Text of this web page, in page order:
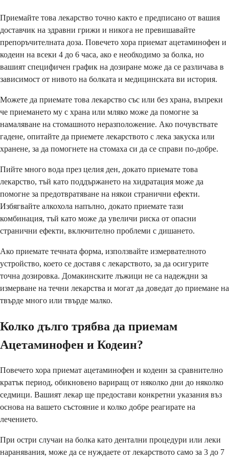
Приемайте това лекарство точно както е предписано от вашия
доставчик на здравни грижи и никога не превишавайте
препоръчителната доза. Повечето хора приемат ацетаминофен и
кодеин на всеки 4 до 6 часа, ако е необходимо за болка, но
вашият специфичен график на дозиране може да се различава в
зависимост от нивото на болката и медицинската ви история.
Можете да приемате това лекарство със или без храна, въпреки
че приемането му с храна или мляко може да помогне за
намаляване на стомашното неразположение. Ако почувствате
гадене, опитайте да приемете лекарството с лека закуска или
хранене, за да помогнете на стомаха си да се справи по-добре.
Пийте много вода през целия ден, докато приемате това
лекарство, тъй като поддържането на хидратация може да
помогне за предотвратяване на някои странични ефекти.
Избягвайте алкохола напълно, докато приемате тази
комбинация, тъй като може да увеличи риска от опасни
странични ефекти, включително проблеми с дишането.
Ако приемате течната форма, използвайте измервателното
устройство, което се доставя с лекарството, за да осигурите
точна дозировка. Домакинските лъжици не са надеждни за
измерване на течни лекарства и могат да доведат до приемане на
твърде много или твърде малко.
Колко дълго трябва да приемам
Ацетаминофен и Кодеин?
Повечето хора приемат ацетаминофен и кодеин за сравнително
кратък период, обикновено вариращ от няколко дни до няколко
седмици. Вашият лекар ще предостави конкретни указания въз
основа на вашето състояние и колко добре реагирате на
лечението.
При остри случаи на болка като дентални процедури или леки
наранявания, може да се нуждаете от лекарството само за 3 до 7